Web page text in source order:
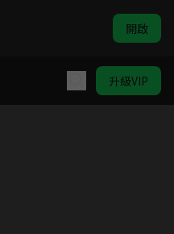
開啟
升級VIP